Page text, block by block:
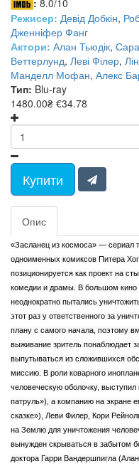
: 8.0/10
Режисер: Девід Добкін,
Дженніфер Фанг
Актори: Алан Тьюдік,
Веттерлунд, Леві Філер,
Манделл Мофан, Алекс
Тип: Blu-ray
1480.00₴ €34.78
Купити
Опис
«Засланец из космоса» — сериал
одноименных комиксов Питера
позиционируется как проект на
комедии и драмы. В большом
неоднократно пытались
этот раз у ответственного за
плану с самого начала, поэтому
выживание зритель понаблюдает
выпутываться из сложившихся
миссию. В роли коварного
человеческую оболочку,
патруль»), а компанию на экране
сказке»), Леви Филер, Кори
на Землю для уничтожения
вынужден скрываться в забытом
доктора Гарри Вандершпигла